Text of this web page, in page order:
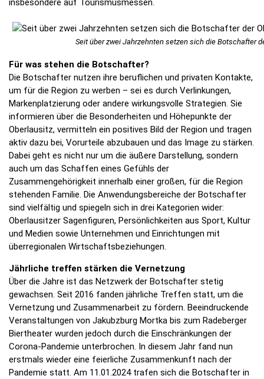
insbesondere auf Tourismusmessen.
Seit über zwei Jahrzehnten setzen sich die Botschafter
Für was stehen die Botschafter?
Die Botschafter nutzen ihre beruflichen und privaten Kontakte,
um für die Region zu werben – sei es durch Verlinkungen,
Markenplatzierung oder andere wirkungsvolle Strategien. Sie
informieren über die Besonderheiten und Höhepunkte der
Oberlausitz, vermitteln ein positives Bild der Region und tragen
aktiv dazu bei, Vorurteile abzubauen und das Image zu stärken.
Dabei geht es nicht nur um die äußere Darstellung, sondern
auch um das Schaffen eines Gefühls der
Zusammengehörigkeit innerhalb einer großen, für die Region
stehenden Familie. Die Anwendungsbereiche der Botschafter
sind vielfältig und spiegeln sich in drei Kategorien wider:
Oberlausitzer Sagenfiguren, Persönlichkeiten aus Sport, Kultur
und Medien sowie Unternehmen und Einrichtungen mit
überregionalen Wirtschaftsbeziehungen.
Jährliche treffen stärken die Vernetzung
Über die Jahre ist das Netzwerk der Botschafter stetig
gewachsen. Seit 2016 fanden jährliche Treffen statt, um die
Vernetzung und Zusammenarbeit zu fördern. Beeindruckende
Veranstaltungen von Jakubzburg Mortka bis zum Radeberger
Biertheater wurden jedoch durch die Einschränkungen der
Corona-Pandemie unterbrochen. In diesem Jahr fand nun
erstmals wieder eine feierliche Zusammenkunft nach der
Pandemie statt. Am 11.01.2024 trafen sich die Botschafter in